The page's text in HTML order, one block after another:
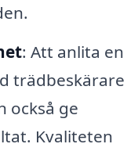
: Att anlita en
trädbeskärare
också ge
Kvaliteten